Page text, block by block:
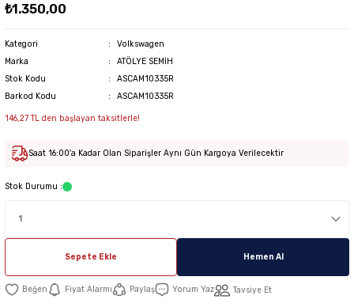
₺1.350,00
Kategori
Volkswagen
Marka
ATÖLYE SEMİH
Stok Kodu
ASCAM10335R
Barkod Kodu
ASCAM10335R
146,27 TL den başlayan taksitlerle!
Saat 16:00'a Kadar Olan Siparişler Aynı Gün Kargoya Verilecektir
Stok Durumu :
Sepete Ekle Hemen Al
Fiyat Alarmı Paylaş Yorum Yaz Tavsiye Et